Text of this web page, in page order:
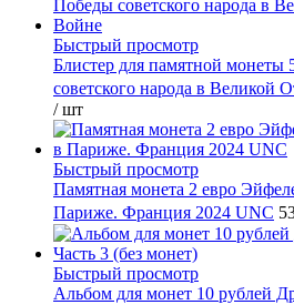
Быстрый просмотр
Блистер для памятной монеты
советского народа в Великой
/ шт
Быстрый просмотр
Памятная монета 2 евро
Париже. Франция 2024 UNC
Быстрый просмотр
Альбом для монет 10 рублей